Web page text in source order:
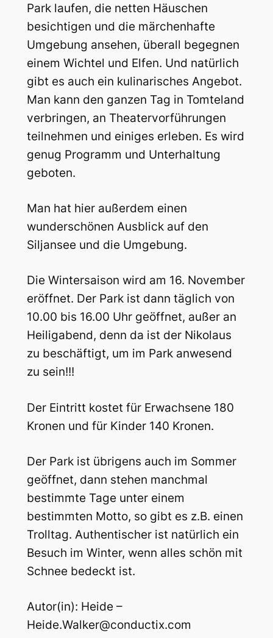
Park laufen, die netten Häuschen
besichtigen und die märchenhafte
Umgebung ansehen, überall begegnen
einem Wichtel und Elfen. Und natürlich
gibt es auch ein kulinarisches Angebot.
Man kann den ganzen Tag in Tomteland
verbringen, an Theatervorführungen
teilnehmen und einiges erleben. Es wird
genug Programm und Unterhaltung
geboten.
Man hat hier außerdem einen
wunderschönen Ausblick auf den
Siljansee und die Umgebung.
Die Wintersaison wird am 16. November
eröffnet. Der Park ist dann täglich von
10.00 bis 16.00 Uhr geöffnet, außer an
Heiligabend, denn da ist der Nikolaus
zu beschäftigt, um im Park anwesend
zu sein!!!
Der Eintritt kostet für Erwachsene 180
Kronen und für Kinder 140 Kronen.
Der Park ist übrigens auch im Sommer
geöffnet, dann stehen manchmal
bestimmte Tage unter einem
bestimmten Motto, so gibt es z.B. einen
Trolltag. Authentischer ist natürlich ein
Besuch im Winter, wenn alles schön mit
Schnee bedeckt ist.
Autor(in): Heide –
Heide.Walker@conductix.com